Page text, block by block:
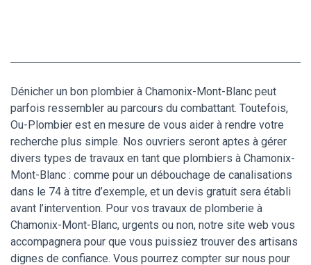
Dénicher un bon plombier à Chamonix-Mont-Blanc peut
parfois ressembler au parcours du combattant. Toutefois,
Ou-Plombier est en mesure de vous aider à rendre votre
recherche plus simple. Nos ouvriers seront aptes à gérer
divers types de travaux en tant que plombiers à Chamonix-
Mont-Blanc : comme pour un débouchage de canalisations
dans le 74 à titre d’exemple, et un devis gratuit sera établi
avant l’intervention. Pour vos travaux de plomberie à
Chamonix-Mont-Blanc, urgents ou non, notre site web vous
accompagnera pour que vous puissiez trouver des artisans
dignes de confiance. Vous pourrez compter sur nous pour